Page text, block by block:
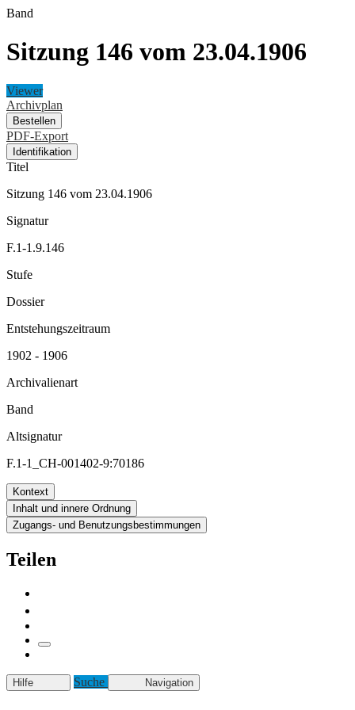
Band
Sitzung 146 vom 23.04.1906
Viewer
Archivplan
Bestellen
PDF-Export
Identifikation
Titel
Sitzung 146 vom 23.04.1906
Signatur
F.1-1.9.146
Stufe
Dossier
Entstehungszeitraum
1902 - 1906
Archivalienart
Band
Altsignatur
F.1-1_CH-001402-9:70186
Kontext
Inhalt und innere Ordnung
Zugangs- und Benutzungsbestimmungen
Teilen
Hilfe Suche Navigation